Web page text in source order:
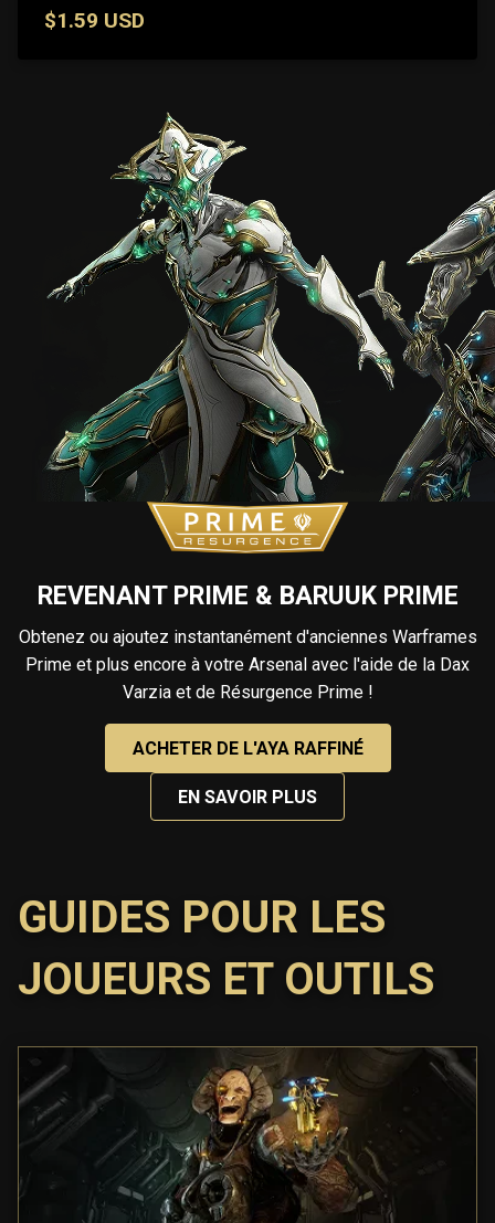
$1.59 USD
REVENANT PRIME & BARUUK PRIME
Obtenez ou ajoutez instantanément d'anciennes Warframes
Prime et plus encore à votre Arsenal avec l'aide de la Dax
Varzia et de Résurgence Prime !
ACHETER DE L'AYA RAFFINÉ
EN SAVOIR PLUS
GUIDES POUR LES
JOUEURS ET OUTILS